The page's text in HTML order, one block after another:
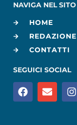
NAVIGA NEL SITO
HOME
REDAZIONE
CONTATTI
SEGUICI SOCIAL